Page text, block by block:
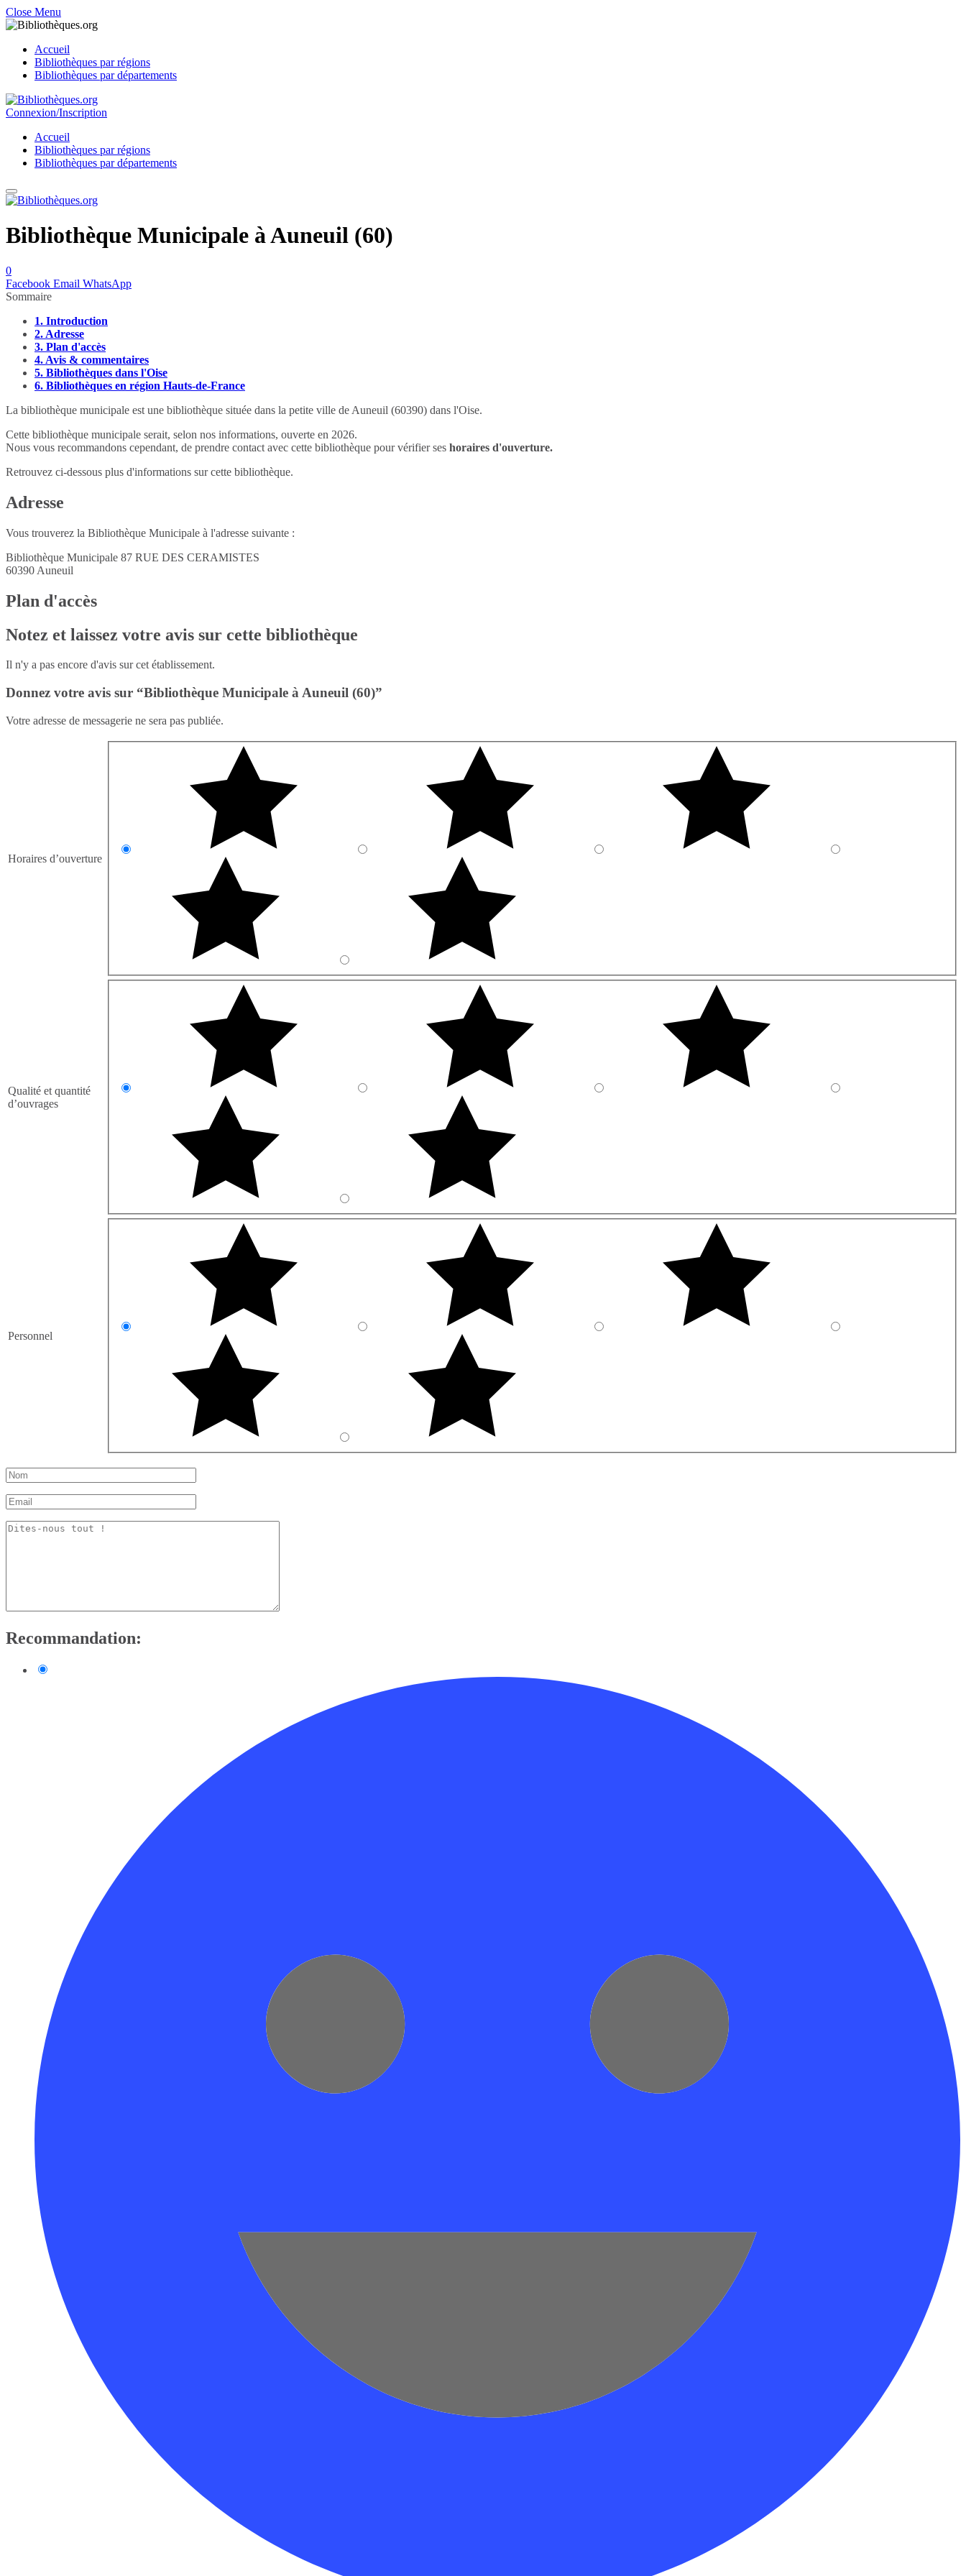
Close Menu
Accueil
Bibliothèques par régions
Bibliothèques par départements
Connexion/Inscription
Accueil
Bibliothèques par régions
Bibliothèques par départements
Bibliothèque Municipale à Auneuil (60)
0
Facebook Email WhatsApp
Sommaire
1. Introduction
2. Adresse
3. Plan d'accès
4. Avis & commentaires
5. Bibliothèques dans l'Oise
6. Bibliothèques en région Hauts-de-France
La bibliothèque municipale est une bibliothèque située dans la petite ville de Auneuil (60390) dans l'Oise.
Cette bibliothèque municipale serait, selon nos informations, ouverte en 2026.
Nous vous recommandons cependant, de prendre contact avec cette bibliothèque pour vérifier ses horaires d'ouverture.
Retrouvez ci-dessous plus d'informations sur cette bibliothèque.
Adresse
Vous trouverez la Bibliothèque Municipale à l'adresse suivante :
Bibliothèque Municipale 87 RUE DES CERAMISTES
60390 Auneuil
Plan d'accès
Notez et laissez votre avis sur cette bibliothèque
Il n'y a pas encore d'avis sur cet établissement.
Donnez votre avis sur “Bibliothèque Municipale à Auneuil (60)”
Votre adresse de messagerie ne sera pas publiée.
Horaires d’ouverture
Qualité et quantité
d’ouvrages
Personnel
Recommandation: